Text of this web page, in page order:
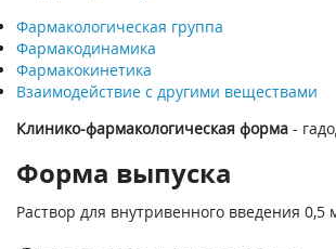
Фармакологическая группа
Фармакодинамика
Фармакокинетика
Взаимодействие с другими веществами
Клинико-фармакологическая форма -
Форма выпуска
Раствор для внутривенного введения 0,5